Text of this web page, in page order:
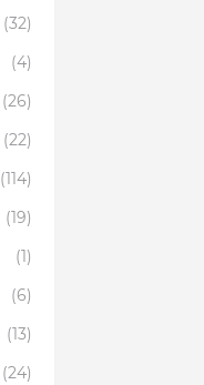
(32)
(4)
(26)
(22)
(114)
(19)
(1)
(6)
(13)
(24)